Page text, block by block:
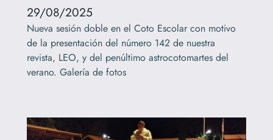
29/08/2025
Nueva sesión doble en el Coto Escolar con motivo
de la presentación del número 142 de nuestra
revista, LEO, y del penúltimo astrocotomartes del
verano. Galería de fotos